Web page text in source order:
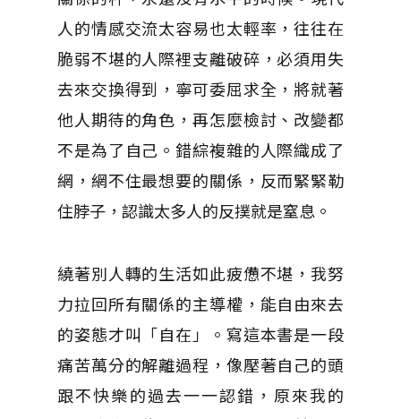
人的情感交流太容易也太輕率，往往在
脆弱不堪的人際裡支離破碎，必須用失
去來交換得到，寧可委屈求全，將就著
他人期待的角色，再怎麼檢討、改變都
不是為了自己。錯綜複雜的人際織成了
網，網不住最想要的關係，反而緊緊勒
住脖子，認識太多人的反撲就是窒息。
繞著別人轉的生活如此疲憊不堪，我努
力拉回所有關係的主導權，能自由來去
的姿態才叫「自在」。寫這本書是一段
痛苦萬分的解離過程，像壓著自己的頭
跟不快樂的過去一一認錯，原來我的